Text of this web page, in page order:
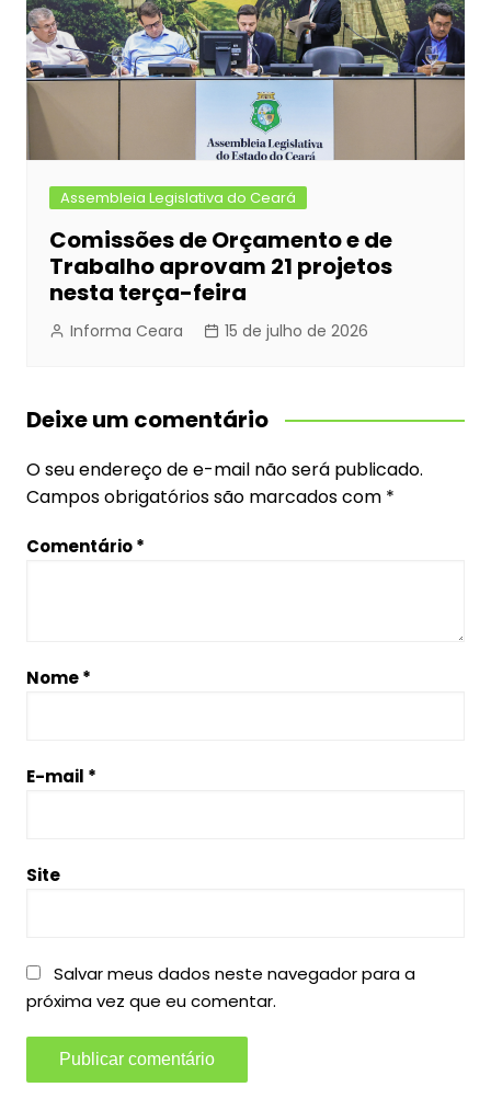
Assembleia Legislativa do Ceará
Comissões de Orçamento e de
Trabalho aprovam 21 projetos
nesta terça-feira
Informa Ceara 15 de julho de 2026
Deixe um comentário
O seu endereço de e-mail não será publicado.
Campos obrigatórios são marcados com *
Comentário*
Nome*
E-mail *
Site
Salvar meus dados neste navegador para a
próxima vez que eu comentar.